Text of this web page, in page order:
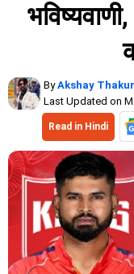
ByAkshay Thakur
Last Updated on
Read in Hindi